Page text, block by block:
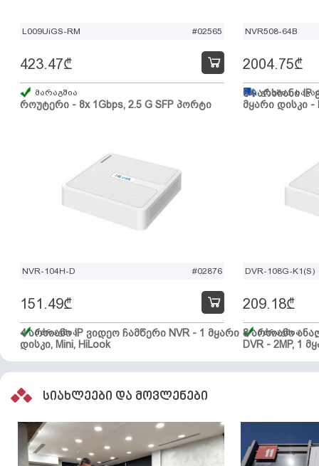
L009UiGS-RM #02565
როუტერი - 8x 1Gbps, 2.5 G SFP პორტი
423.47₾
მარაგშია
NVR508-64B
64 არხიანი IP
მყარი დისკი -
2004.75₾
გზაშია,
NVR-104H-D #02876
4 არხიანი IP ვიდეო ჩამწერი NVR - 1 მყარი
დისკი, Mini, HiLook
151.49₾
მარაგშია
DVR-108G-K1(S)
8 არხიანი
DVR - 2MP, 1
209.18₾
მარაგშია
სიახლეები და მოვლენები